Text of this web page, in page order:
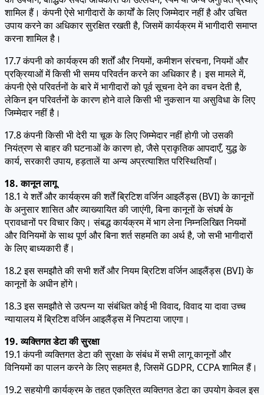
शामिल हैं। कंपनी ऐसे भागीदारों के कार्यों के लिए जिम्मेदार नहीं है और उचित
उपाय करने का अधिकार सुरक्षित रखती है, जिसमें कार्यक्रम में भागीदारी समाप्त
करना शामिल है।
17.7 कंपनी को कार्यक्रम की शर्तों और नियमों, कमीशन संरचना, नियमों और
प्रक्रियाओं में किसी भी समय परिवर्तन करने का अधिकार है। इस मामले में,
कंपनी ऐसे परिवर्तनों के बारे में भागीदारों को पूर्व सूचना देने का वचन देती है,
लेकिन इन परिवर्तनों के कारण होने वाले किसी भी नुकसान या असुविधा के लिए
जिम्मेदार नहीं है।
17.8 कंपनी किसी भी देरी या चूक के लिए जिम्मेदार नहीं होगी जो उसकी
नियंत्रण से बाहर की घटनाओं के कारण हो, जैसे प्राकृतिक आपदाएँ, युद्ध के
कार्य, सरकारी उपाय, हड़तालें या अन्य अप्रत्याशित परिस्थितियाँ।
18. कानून लागू
18.1 ये शर्तें और कार्यक्रम की शर्तें ब्रिटिश वर्जिन आइलैंड्स (BVI) के कानूनों
के अनुसार शासित और व्याख्यायित की जाएंगी, बिना कानूनों के संघर्ष के
प्रावधानों पर विचार किए। संबद्ध कार्यक्रम में भाग लेना निम्नलिखित नियमों
और विनियमों के साथ पूर्ण और बिना शर्त सहमति का अर्थ है, जो सभी भागीदारों
के लिए बाध्यकारी हैं।
18.2 इस समझौते की सभी शर्तें और नियम ब्रिटिश वर्जिन आइलैंड्स (BVI) के
कानूनों के अधीन होंगे।
18.3 इस समझौते से उत्पन्न या संबंधित कोई भी विवाद, विवाद या दावा उच्च
न्यायालय में ब्रिटिश वर्जिन आइलैंड्स में निपटाया जाएगा।
19. व्यक्तिगत डेटा की सुरक्षा
19.1 कंपनी व्यक्तिगत डेटा की सुरक्षा के संबंध में सभी लागू कानूनों और
विनियमों का पालन करने के लिए सहमत है, जिसमें GDPR, CCPA शामिल हैं।
19.2 सहयोगी कार्यक्रम के तहत एकत्रित व्यक्तिगत डेटा का उपयोग केवल इस